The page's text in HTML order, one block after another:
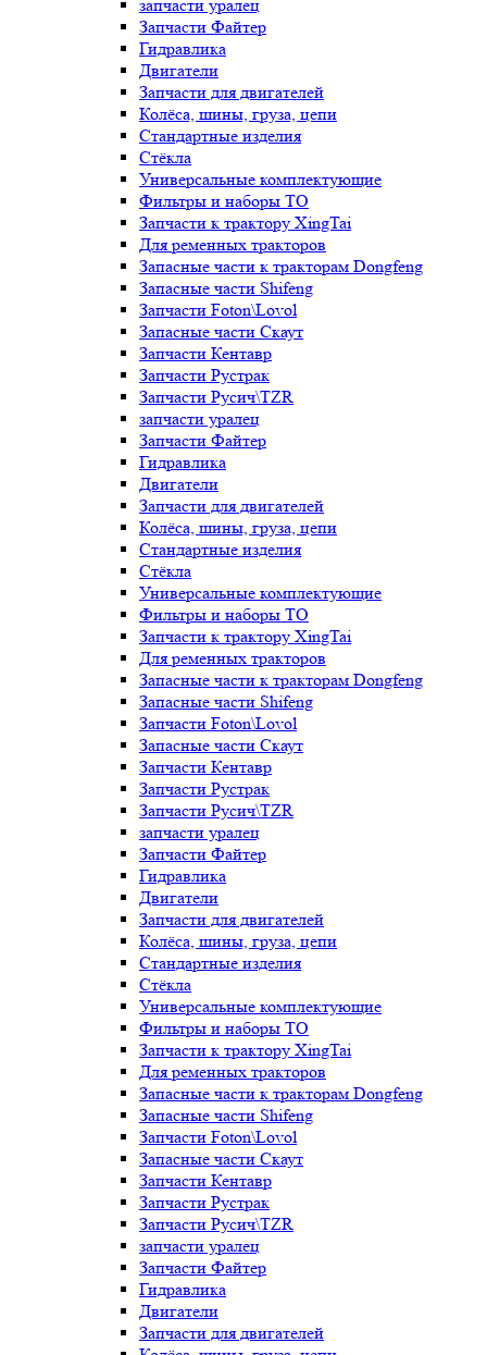
запчасти уралец
Запчасти Файтер
Гидравлика
Двигатели
Запчасти для двигателей
Колёса, шины, груза, цепи
Стандартные изделия
Стёкла
Универсальные комплектующие
Фильтры и наборы ТО
Запчасти к трактору XingTai
Для ременных тракторов
Запасные части к тракторам Dongfeng
Запасные части Shifeng
Запчасти Foton\Lovol
Запасные части Скаут
Запчасти Кентавр
Запчасти Рустрак
Запчасти Русич\TZR
запчасти уралец
Запчасти Файтер
Гидравлика
Двигатели
Запчасти для двигателей
Колёса, шины, груза, цепи
Стандартные изделия
Стёкла
Универсальные комплектующие
Фильтры и наборы ТО
Запчасти к трактору XingTai
Для ременных тракторов
Запасные части к тракторам Dongfeng
Запасные части Shifeng
Запчасти Foton\Lovol
Запасные части Скаут
Запчасти Кентавр
Запчасти Рустрак
Запчасти Русич\TZR
запчасти уралец
Запчасти Файтер
Гидравлика
Двигатели
Запчасти для двигателей
Колёса, шины, груза, цепи
Стандартные изделия
Стёкла
Универсальные комплектующие
Фильтры и наборы ТО
Запчасти к трактору XingTai
Для ременных тракторов
Запасные части к тракторам Dongfeng
Запасные части Shifeng
Запчасти Foton\Lovol
Запасные части Скаут
Запчасти Кентавр
Запчасти Рустрак
Запчасти Русич\TZR
запчасти уралец
Запчасти Файтер
Гидравлика
Двигатели
Запчасти для двигателей